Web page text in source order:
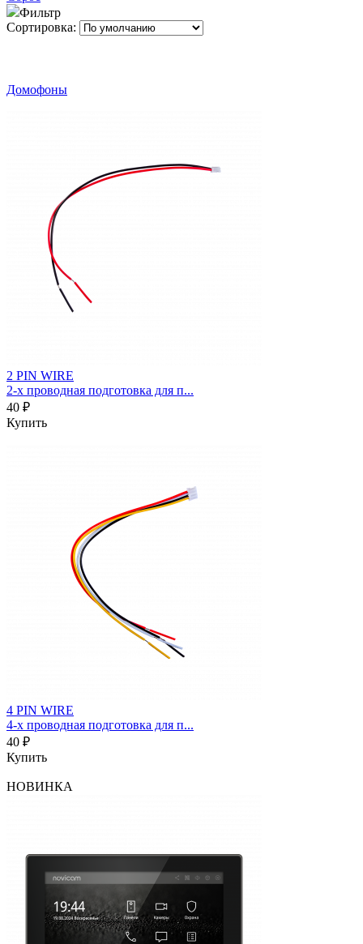
Фильтр
Сортировка:
Домофоны
2 PIN WIRE
2-х проводная подготовка для п...
40 ₽
Купить
4 PIN WIRE
4-х проводная подготовка для п...
40 ₽
Купить
НОВИНКА